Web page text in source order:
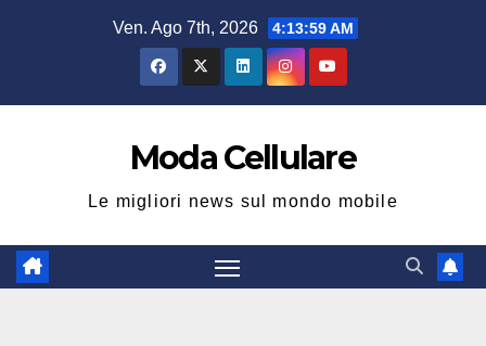
Ven. Ago 7th, 2026 4:14:00 AM
Moda Cellulare
Le migliori news sul mondo mobile